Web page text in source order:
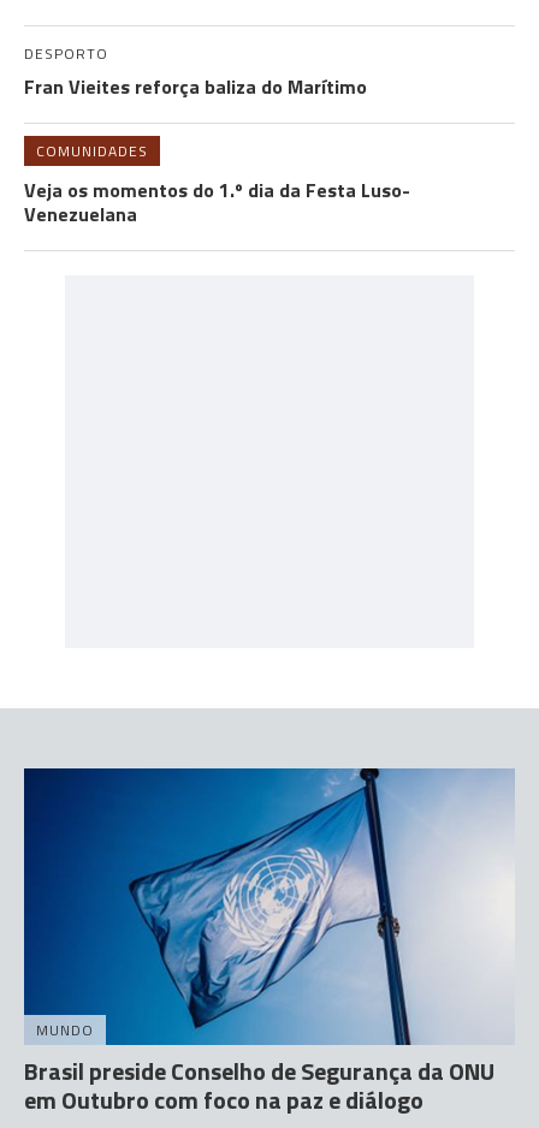
DESPORTO
Fran Vieites reforça baliza do Marítimo
COMUNIDADES
Veja os momentos do 1.º dia da Festa Luso-
Venezuelana
MUNDO
Brasil preside Conselho de Segurança da ONU
em Outubro com foco na paz e diálogo